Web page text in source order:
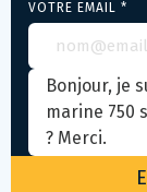
VOTRE EMAIL *